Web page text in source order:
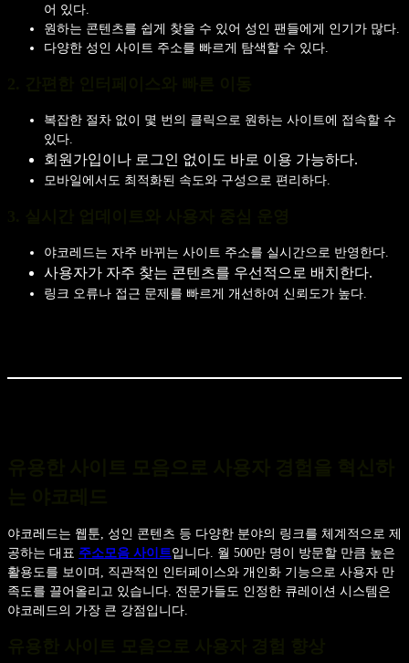
어 있다.
원하는 콘텐츠를 쉽게 찾을 수 있어 성인 팬들에게 인기가 많다.
다양한 성인 사이트 주소를 빠르게 탐색할 수 있다.
복잡한 절차 없이 몇 번의 클릭으로 원하는 사이트에 접속할 수
있다.
회원가입이나 로그인 없이도 바로 이용 가능하다.
모바일에서도 최적화된 속도와 구성으로 편리하다.
야코레드는 자주 바뀌는 사이트 주소를 실시간으로 반영한다.
사용자가 자주 찾는 콘텐츠를 우선적으로 배치한다.
링크 오류나 접근 문제를 빠르게 개선하여 신뢰도가 높다.
야코레드는 웹툰, 성인 콘텐츠 등 다양한 분야의 링크를 체계적으로 제
공하는 대표 주소모음 사이트입니다. 월 500만 명이 방문할 만큼 높은
활용도를 보이며, 직관적인 인터페이스와 개인화 기능으로 사용자 만
족도를 끌어올리고 있습니다. 전문가들도 인정한 큐레이션 시스템은
야코레드의 가장 큰 강점입니다.